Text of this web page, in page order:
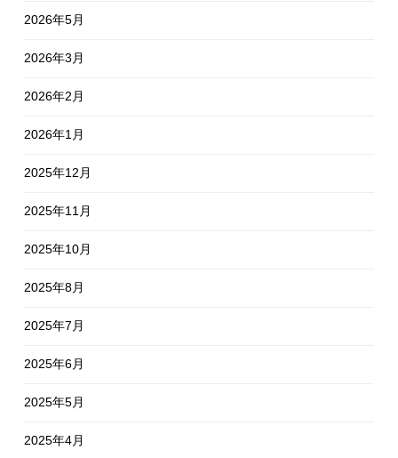
2026年5月
2026年3月
2026年2月
2026年1月
2025年12月
2025年11月
2025年10月
2025年8月
2025年7月
2025年6月
2025年5月
2025年4月